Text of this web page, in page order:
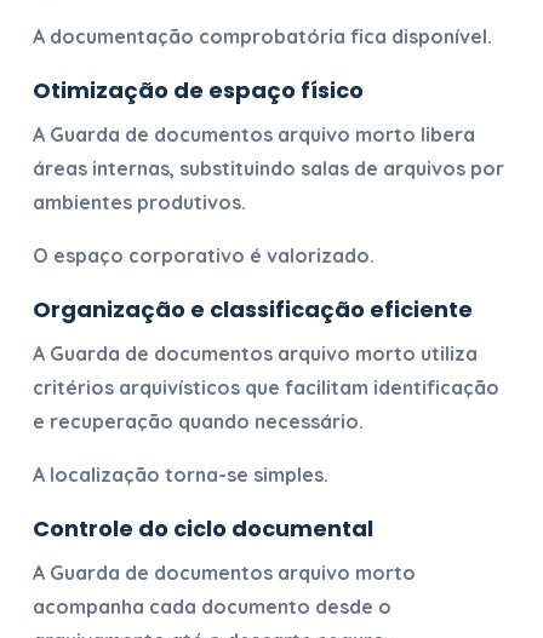
A documentação comprobatória fica disponível.
Otimização de espaço físico
A Guarda de documentos arquivo morto libera
áreas internas, substituindo salas de arquivos por
ambientes produtivos.
O espaço corporativo é valorizado.
Organização e classificação eficiente
A Guarda de documentos arquivo morto utiliza
critérios arquivísticos que facilitam identificação
e recuperação quando necessário.
A localização torna-se simples.
Controle do ciclo documental
A Guarda de documentos arquivo morto
acompanha cada documento desde o